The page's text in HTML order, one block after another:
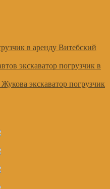
в аренду Витебский
экскаватор погрузчик в
экскаватор погрузчик